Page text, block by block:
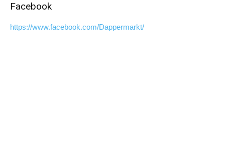
Facebook
https://www.facebook.com/Dappermarkt/